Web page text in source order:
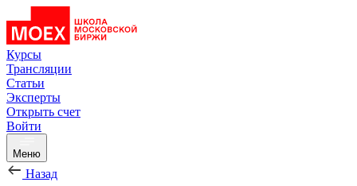
Курсы
Трансляции
Статьи
Эксперты
Открыть счет
Войти
Меню
Назад